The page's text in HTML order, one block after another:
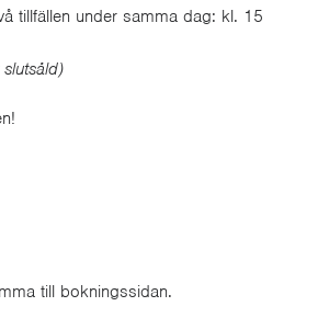
tillfällen under samma dag: kl. 15
till bokningssidan.